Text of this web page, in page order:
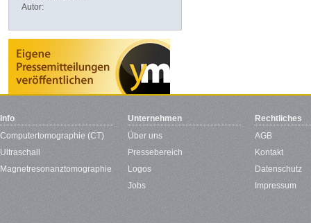
Autor:
Info
Computertomographie (CT)
Ultraschall
Magnetresonanztomographie
Unternehmen
Über uns
Pressebereich
Logos
Jobs
Rechtliches
AGB
Kontakt
Datenschutz
Impressum